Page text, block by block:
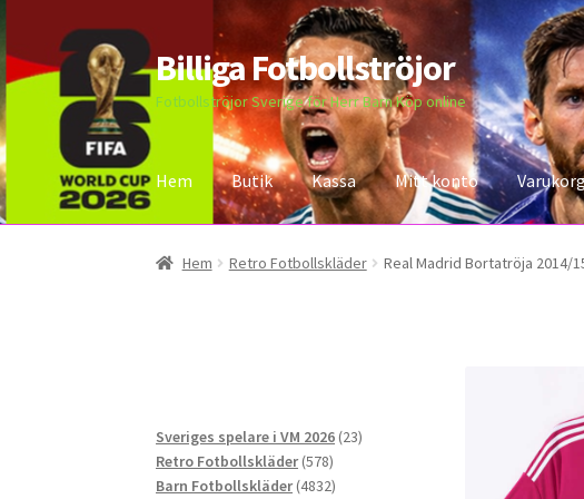
Hoppa
till
navigering
Hoppa
till
innehåll
Billiga Fotbollströjor
Fotbollströjor Sverige för Herr Barn Köp online
Hem Butik Kassa Mitt konto
Hem Bloggar Butik Kassa Kontakta oss Mitt konto
Hem Retro Fotbollskläder Real Madrid Bortatröja 2014/
Sveriges spelare i VM 2026 2323
Retro Fotbollskläder 578578
produkter
Barn Fotbollskläder 48324832